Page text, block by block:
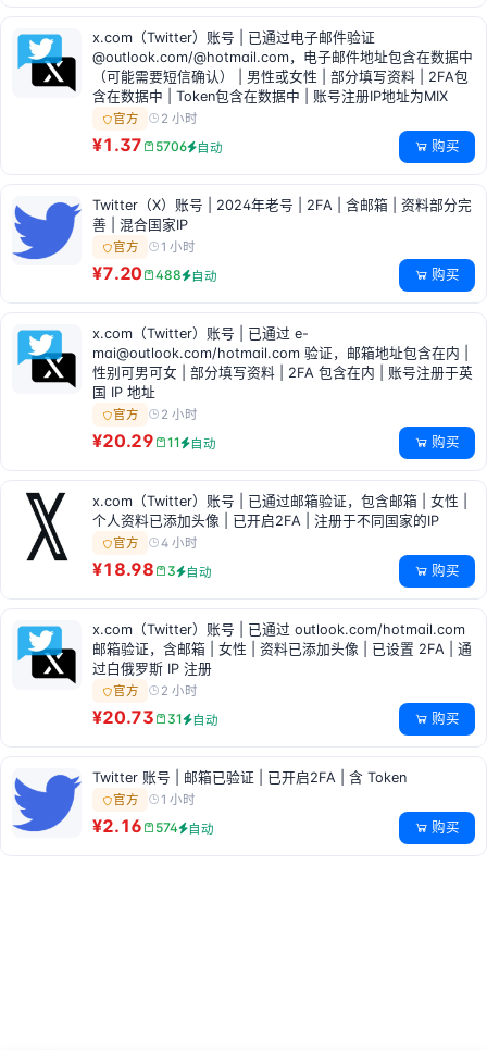
x.com（Twitter）账号 | 已通过电子邮件验证
@outlook.com/@hotmail.com，电子邮件地址包含在数据中
（可能需要短信确认） | 男性或女性 | 部分填写资料 | 2FA包
含在数据中 | Token包含在数据中 | 账号注册IP地址为MIX
官方 2 小时
¥1.37 5706 自动 购买
Twitter（X）账号 | 2024年老号 | 2FA | 含邮箱 | 资料部分完
善 | 混合国家IP
官方 1 小时
¥7.20 488 自动 购买
x.com（Twitter）账号 | 已通过 e-
mai@outlook.com/hotmail.com 验证，邮箱地址包含在内 |
性别可男可女 | 部分填写资料 | 2FA 包含在内 | 账号注册于英
国 IP 地址
官方 2 小时
¥20.29 11 自动 购买
x.com（Twitter）账号 | 已通过邮箱验证，包含邮箱 | 女性 |
个人资料已添加头像 | 已开启2FA | 注册于不同国家的IP
官方 4 小时
¥18.98 3 自动 购买
x.com（Twitter）账号 | 已通过 outlook.com/hotmail.com
邮箱验证，含邮箱 | 女性 | 资料已添加头像 | 已设置 2FA | 通
过白俄罗斯 IP 注册
官方 2 小时
¥20.73 31 自动 购买
Twitter 账号 | 邮箱已验证 | 已开启2FA | 含 Token
官方 1 小时
¥2.16 574 自动 购买